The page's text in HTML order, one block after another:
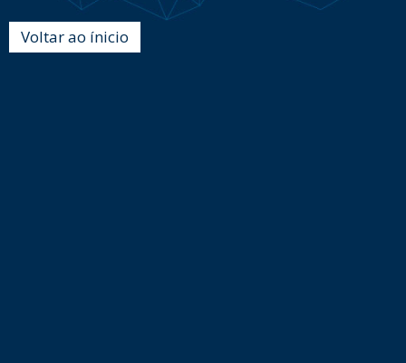
Voltar ao ínicio